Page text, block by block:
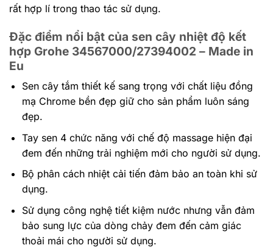
rất hợp lí trong thao tác sử dụng.
Đặc điểm nổi bật của sen cây nhiệt độ kết
hợp Grohe 34567000/27394002 – Made in
Eu
Sen cây tắm thiết kế sang trọng với chất liệu đồng
mạ Chrome bền đẹp giữ cho sản phẩm luôn sáng
đẹp.
Tay sen 4 chức năng với chế độ massage hiện đại
đem đến những trải nghiệm mới cho người sử dụng.
Bộ phân cách nhiệt cải tiến đảm bảo an toàn khi sử
dụng.
Sử dụng công nghệ tiết kiệm nước nhưng vẫn đảm
bảo sung lực của dòng chảy đem đến cảm giác
thoải mái cho người sử dụng.